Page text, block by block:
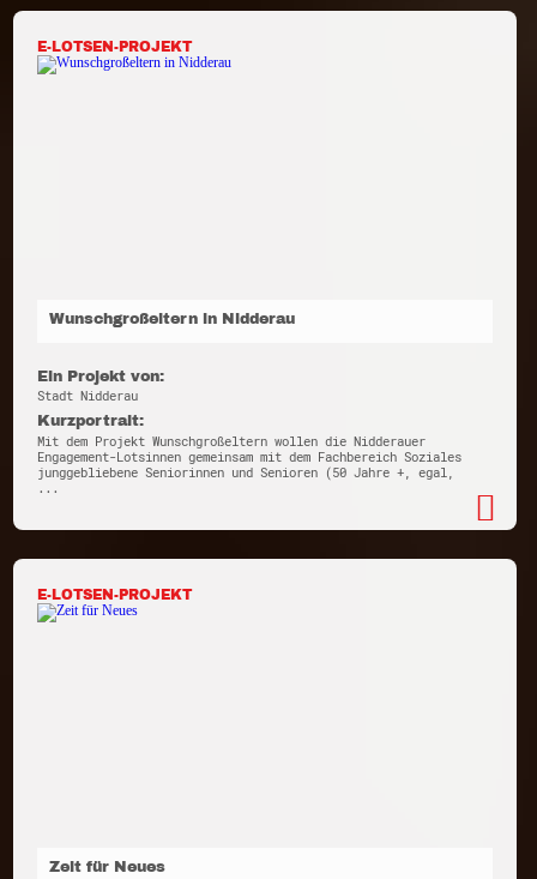
E-LOTSEN-PROJEKT
Wunschgroßeltern in Nidderau
Ein Projekt von:
Stadt Nidderau
Kurzportrait:
Mit dem Projekt Wunschgroßeltern wollen die Nidderauer
Engagement-Lotsinnen gemeinsam mit dem Fachbereich Soziales
junggebliebene Seniorinnen und Senioren (50 Jahre +, egal,
...
E-LOTSEN-PROJEKT
Zeit für Neues